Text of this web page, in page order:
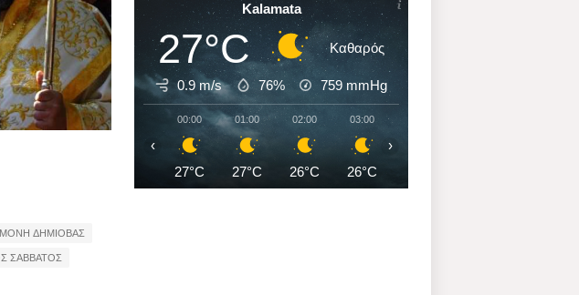
ΜΟΝΗ ΔΗΜΙΟΒΑΣ
ΣΑΒΒΑΤΟΣ
Kalamata
27°C Καθαρός
0.9 m/s 76% 759 mmHg
00:00
27°C
01:00
27°C
02:00
26°C
03:00
26°C
‹ ›